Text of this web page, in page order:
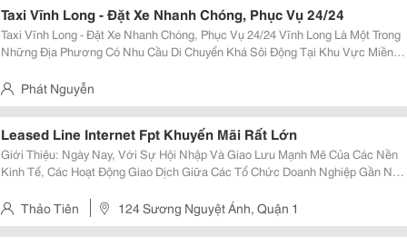
Taxi Vĩnh Long - Đặt Xe Nhanh Chóng, Phục Vụ 24/24
Taxi Vĩnh Long - Đặt Xe Nhanh Chóng, Phục Vụ 24/24 Vĩnh Long Là Một Trong
Những Địa Phương Có Nhu Cầu Di Chuyển Khá Sôi Động Tại Khu Vực Miền
Tháp, Trà Vinh, Bến Tre, Tiền...
Phát Nguyễn
Leased Line Internet Fpt Khuyến Mãi Rất Lớn
Giới Thiệu: Ngày Nay, Với Sự Hội Nhập Và Giao Lưu Mạnh Mẽ Của Các Nền
Kinh Tế, Các Hoạt Động Giao Dịch Giữa Các Tổ Chức Doanh Nghiệp Gần Như
Như Toàn Cầu. Nhờ Đó Công Nghệ Ứng
Thảo Tiên 124 Sương Nguyệt Ánh, Quận 1